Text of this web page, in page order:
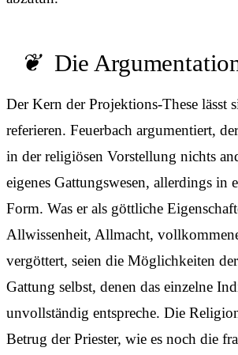
Die
Der Kern der Projektions-These lässt
referieren. Feuerbach argumentiert,
in der religiösen Vorstellung nichts
eigenes Gattungswesen, allerdings in
Form. Was er als göttliche
Allwissenheit, Allmacht,
vergöttert, seien die Möglichkeiten
Gattung selbst, denen das einzelne
unvollständig entspreche. Die
Betrug der Priester, wie es noch die